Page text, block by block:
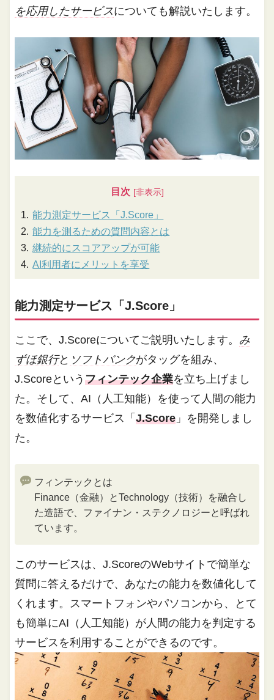
を応用したサービスについても解説いたします。
目次
能力測定サービス「J.Score」
能力を測るための質問内容とは
継続的にスコアアップが可能
AI利用者にメリットを享受
能力測定サービス「J.Score」
ここで、J.Scoreについてご説明いたします。 み
ずほ銀行と ソフトバンクがタッグを組み、
J.Scoreというフィンテック企業を立ち上げまし
た。そして、AI（人工知能）を使って人間の能力
を数値化するサービス「J.Score 」を開発しまし
た。
フィンテックとは
Finance（金融）とTechnology（技術）を融合し
た造語で、ファイナン・ステクノロジーと呼ばれ
ています。
このサービスは、J.ScoreのWebサイトで簡単な
質問に答えるだけで、あなたの能力を数値化して
くれます。スマートフォンやパソコンから、とて
も簡単にAI（人工知能）が人間の能力を判定する
サービスを利用することができるのです。